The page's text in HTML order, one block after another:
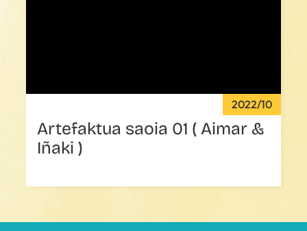
2022/10
Artefaktua saoia 01 ( Aimar &
Iñaki )